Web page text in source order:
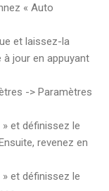
« Auto
et laissez-la
à jour en appuyant
-> Paramètres
» et définissez le
revenez en
et définissez le